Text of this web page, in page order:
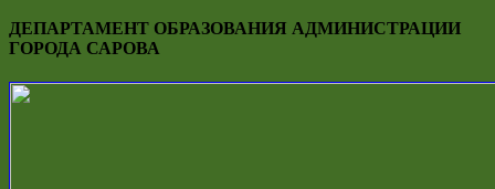
ДЕПАРТАМЕНТ ОБРАЗОВАНИЯ АДМИНИСТРАЦИИ
ГОРОДА САРОВА